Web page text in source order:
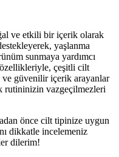
ve etkili bir içerik olarak
yaşlanma
sunmaya yardımcı
özellikleriyle, çeşitli cilt
güvenilir içerik arayanlar
rutininizin vazgeçilmezleri
önce cilt tipinize uygun
dikkatle incelemeniz
dilerim!